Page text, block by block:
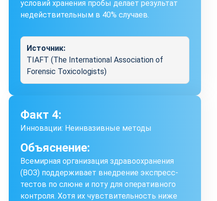
условий хранения пробы делает результат
недействительным в 40% случаев.
Источник:
TIAFT (The International Association of
Forensic Toxicologists)
Факт 4:
Инновации: Неинвазивные методы
Объяснение:
Всемирная организация здравоохранения
(ВОЗ) поддерживает внедрение экспресс-
тестов по слюне и поту для оперативного
контроля. Хотя их чувствительность ниже